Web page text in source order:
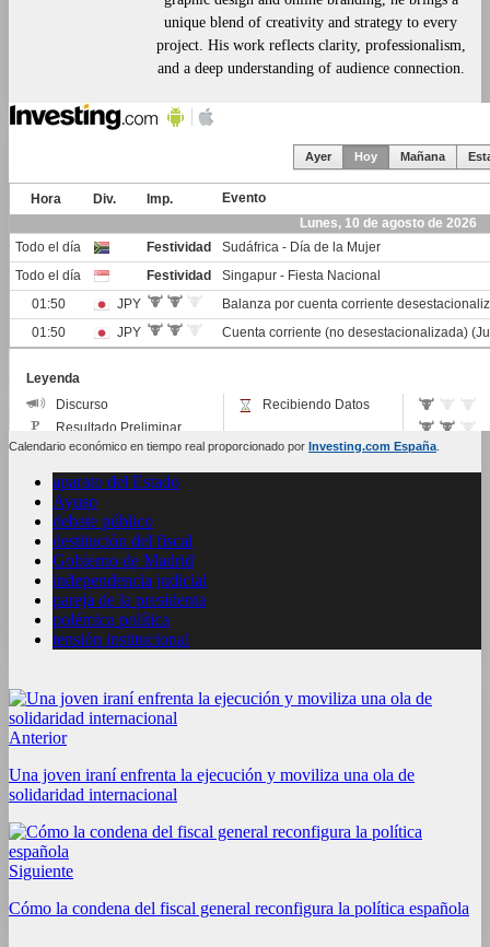
unique blend of creativity and strategy to every
project. His work reflects clarity, professionalism,
and a deep understanding of audience connection.
Calendario económico en tiempo real proporcionado por Investing.com España
aparato del Estado
Ayuso
debate público
destitución del fiscal
Gobierno de Madrid
independencia judicial
pareja de la presidenta
polémica política
tensión institucional
Anterior
Una joven iraní enfrenta la ejecución y moviliza una ola de
solidaridad internacional
Siguiente
Cómo la condena del fiscal general reconfigura la política española